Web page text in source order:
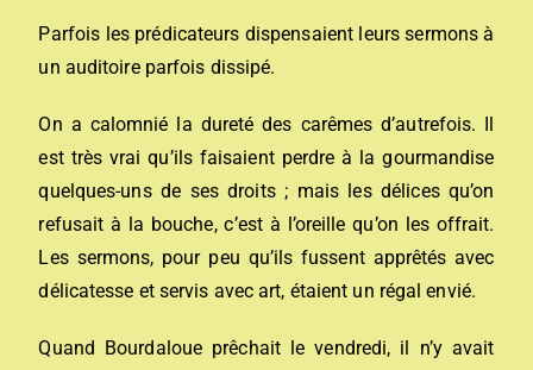
Parfois les prédicateurs dispensaient leurs sermons à
un auditoire parfois dissipé.
On a calomnié la dureté des carêmes d’autrefois. Il
est très vrai qu’ils faisaient perdre à la gourmandise
quelques-uns de ses droits ; mais les délices qu’on
refusait à la bouche, c’est à l’oreille qu’on les offrait.
Les sermons, pour peu qu’ils fussent apprêtés avec
délicatesse et servis avec art, étaient un régal envié.
Quand Bourdaloue prêchait le vendredi, il n’y avait